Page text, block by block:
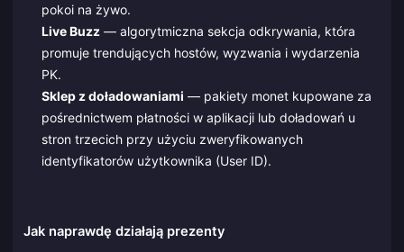
pokoi na żywo.
Live Buzz— algorytmiczna sekcja odkrywania, która
promuje trendujących hostów, wyzwania i wydarzenia
PK.
Sklep z doładowaniami — pakiety monet kupowane za
pośrednictwem płatności w aplikacji lub doładowań u
stron trzecich przy użyciu zweryfikowanych
identyfikatorów użytkownika (User ID).
Jak naprawdę działają prezenty